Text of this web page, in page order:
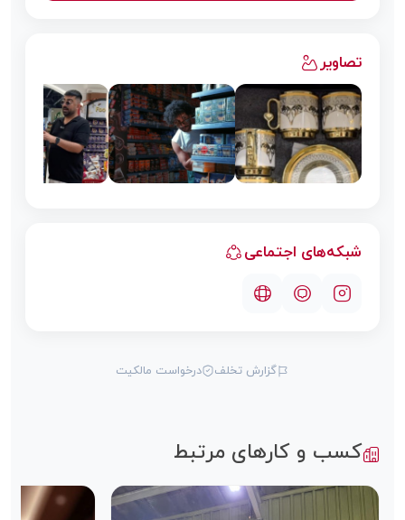
تصاویر
شبکه‌های اجتماعی
گزارش تخلف درخواست مالکیت
کسب و کارهای مرتبط